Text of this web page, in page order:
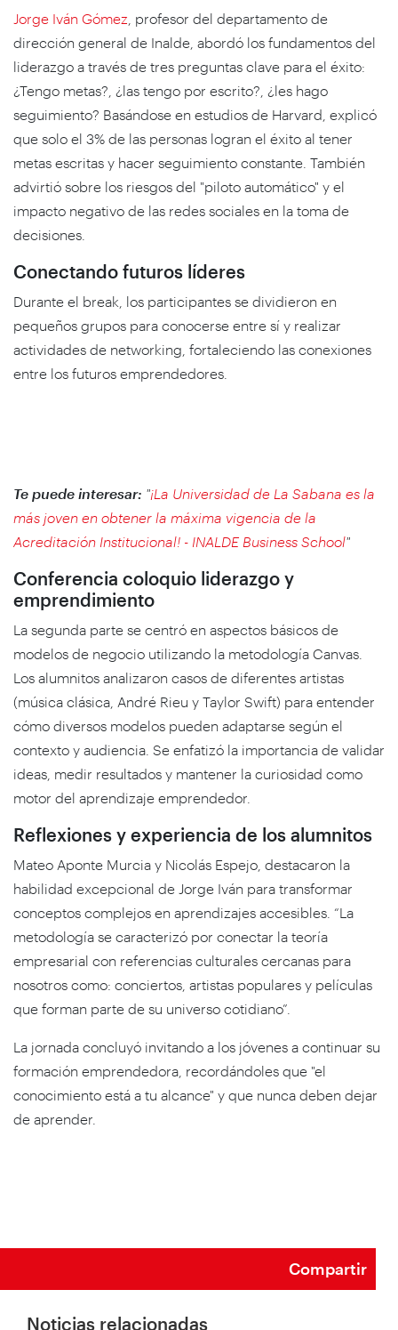
Jorge Iván Gómez , profesor del departamento de
dirección general de Inalde, abordó los fundamentos del
liderazgo a través de tres preguntas clave para el éxito:
¿Tengo metas?, ¿las tengo por escrito?, ¿les hago
seguimiento? Basándose en estudios de Harvard, explicó
que solo el 3% de las personas logran el éxito al tener
metas escritas y hacer seguimiento constante. También
advirtió sobre los riesgos del "piloto automático" y el
impacto negativo de las redes sociales en la toma de
decisiones.
Conectando futuros líderes
Durante el break, los participantes se dividieron en
pequeños grupos para conocerse entre sí y realizar
actividades de networking, fortaleciendo las conexiones
entre los futuros emprendedores.
Te puede interesar: "¡La Universidad de La Sabana es la
más joven en obtener la máxima vigencia de la
Acreditación Institucional! - INALDE Business School"
Conferencia coloquio liderazgo y
emprendimiento
La segunda parte se centró en aspectos básicos de
modelos de negocio utilizando la metodología Canvas.
Los alumnitos analizaron casos de diferentes artistas
(música clásica, André Rieu y Taylor Swift) para entender
cómo diversos modelos pueden adaptarse según el
contexto y audiencia. Se enfatizó la importancia de validar
ideas, medir resultados y mantener la curiosidad como
motor del aprendizaje emprendedor.
Reflexiones y experiencia de los alumnitos
Mateo Aponte Murcia y Nicolás Espejo, destacaron la
habilidad excepcional de Jorge Iván para transformar
conceptos complejos en aprendizajes accesibles. “La
metodología se caracterizó por conectar la teoría
empresarial con referencias culturales cercanas para
nosotros como: conciertos, artistas populares y películas
que forman parte de su universo cotidiano”.
La jornada concluyó invitando a los jóvenes a continuar su
formación emprendedora, recordándoles que "el
conocimiento está a tu alcance" y que nunca deben dejar
de aprender.
Compartir
Noticias relacionadas